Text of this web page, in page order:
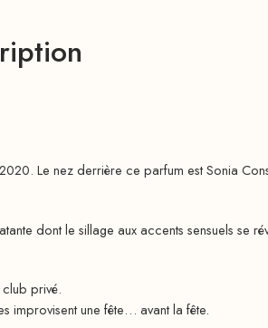
Le nez derrière ce parfum est Sonia
dont le sillage aux accents sensuels se
privé.
improvisent une fête… avant la fête.